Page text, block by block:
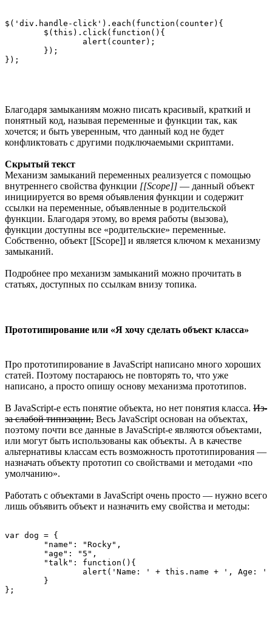
$('div.handle-click').each(function(counter){
Благодаря замыканиям можно писать красивый, краткий и
понятный код, называя переменные и функции так, как
хочется; и быть уверенным, что данный код не будет
конфликтовать с другими подключаемыми скриптами.
Скрытый текст
Механизм замыканий переменных реализуется с помощью
внутреннего свойства функции [[Scope]] — данный объект
инициируется во время объявления функции и содержит
ссылки на переменные, объявленные в родительской
функции. Благодаря этому, во время работы (вызова),
функции доступны все «родительские» переменные.
Собственно, объект [[Scope]] и является ключом к механизму
замыканий.
Подробнее про механизм замыканий можно прочитать в
статьях, доступных по ссылкам внизу топика.
Прототипирование или «Я хочу сделать объект класса»
Про прототипирование в JavaScript написано много хороших
статей. Поэтому постараюсь не повторять то, что уже
написано, а просто опишу основу механизма прототипов.
В JavaScript-е есть понятие объекта, но нет понятия класса. Из-
за слабой типизации, Весь JavaScript основан на объектах,
поэтому почти все данные в JavaScript-е являются объектами,
или могут быть использованы как объекты. А в качестве
альтернативы классам есть возможность прототипирования —
назначать объекту прототип со свойствами и методами «по
умолчанию».
Работать с объектами в JavaScript очень просто — нужно всего
лишь объявить объект и назначить ему свойства и методы:
var dog = {